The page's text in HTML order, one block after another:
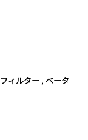
フィルター , ベータ